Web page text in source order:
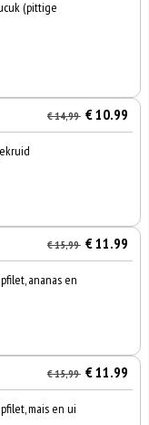
(pittige
€ 14,99 € 10.99
€ 15,99 € 11.99
ananas en
€ 15,99 € 11.99
mais en ui